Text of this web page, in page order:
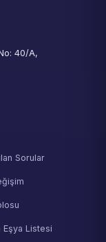
40/A,
Sorular
Eşya Listesi